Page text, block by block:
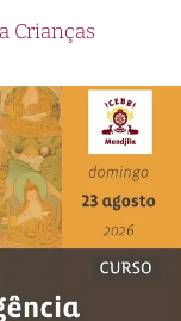
Crianças